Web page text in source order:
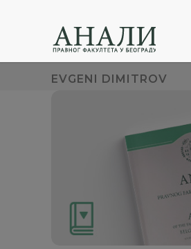
EVGENI DIMITROV